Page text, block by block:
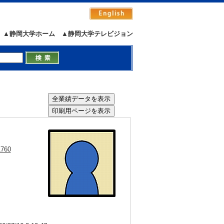
▲静岡大学テレビジョン
▲静岡大学ホーム